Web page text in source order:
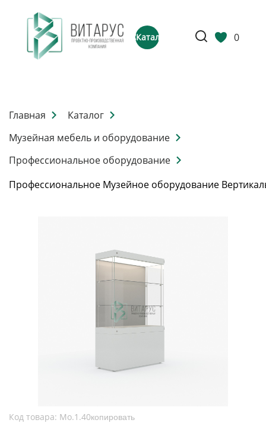
Каталог 0
Главная
Каталог
Музейная мебель и оборудование
Профессиональное оборудование
Профессиональное Музейное оборудование
Код товара: Мо.1.40копировать